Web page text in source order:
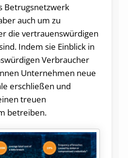
Betrugsnetzwerk
auch um zu
die vertrauenswürdigen
Indem sie Einblick in
Verbraucher
Unternehmen neue
erschließen und
treuen
betreiben.